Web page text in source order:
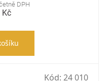
DPH
Kč
Kód: 24 010